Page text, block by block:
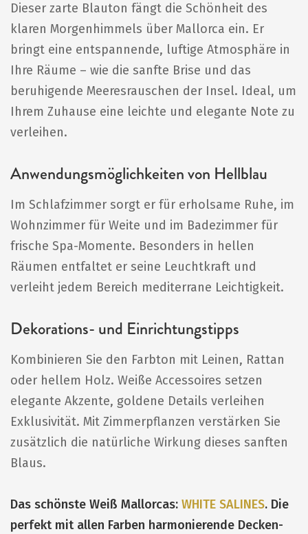
Dieser zarte Blauton fängt die Schönheit des
klaren Morgenhimmels über Mallorca ein. Er
bringt eine entspannende, luftige Atmosphäre in
Ihre Räume – wie die sanfte Brise und das
beruhigende Meeresrauschen der Insel. Ideal, um
Ihrem Zuhause eine leichte und elegante Note zu
verleihen.
Anwendungsmöglichkeiten von Hellblau
Im Schlafzimmer sorgt er für erholsame Ruhe, im
Wohnzimmer für Weite und im Badezimmer für
frische Spa-Momente. Besonders in hellen
Räumen entfaltet er seine Leuchtkraft und
verleiht jedem Bereich mediterrane Leichtigkeit.
Dekorations- und Einrichtungstipps
Kombinieren Sie den Farbton mit Leinen, Rattan
oder hellem Holz. Weiße Accessoires setzen
elegante Akzente, goldene Details verleihen
Exklusivität. Mit Zimmerpflanzen verstärken Sie
zusätzlich die natürliche Wirkung dieses sanften
Blaus.
Das schönste Weiß Mallorcas: WHITE SALINES. Die
perfekt mit allen Farben harmonierende Decken-